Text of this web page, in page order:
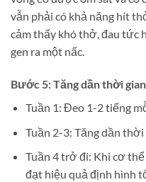
vẫn phải có khả năng hít
cảm thấy khó thở, đau tức
gen ra một nấc.
Bước 5: Tăng dần thời
Tuần 1: Đeo 1-2 tiếng
Tuần 2-3: Tăng dần thời
Tuần 4 trở đi: Khi cơ
đạt hiệu quả định hình